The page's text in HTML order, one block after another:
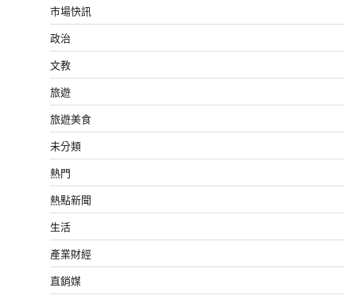
市場快訊
政治
文教
旅遊
旅遊美食
未分類
熱門
熱點新聞
生活
產業財經
直銷媒